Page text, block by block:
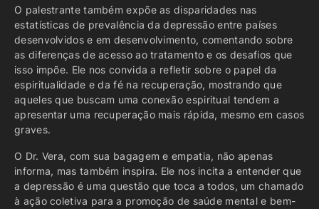
O palestrante também expõe as disparidades nas
estatísticas de prevalência da depressão entre países
desenvolvidos e em desenvolvimento, comentando sobre
as diferenças de acesso ao tratamento e os desafios que
isso impõe. Ele nos convida a refletir sobre o papel da
espiritualidade e da fé na recuperação, mostrando que
aqueles que buscam uma conexão espiritual tendem a
apresentar uma recuperação mais rápida, mesmo em casos
graves.
O Dr. Vera, com sua bagagem e empatia, não apenas
informa, mas também inspira. Ele nos incita a entender que
a depressão é uma questão que toca a todos, um chamado
à ação coletiva para a promoção de saúde mental e bem-